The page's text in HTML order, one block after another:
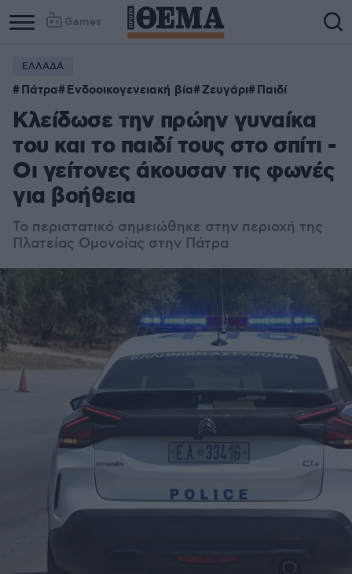
Games
ΕΛΛΑΔΑ
Πάτρα Ενδοοικογενειακή βία Ζευγάρι Παιδί
Κλείδωσε την πρώην γυναίκα
του και το παιδί τους στο σπίτι -
Οι γείτονες άκουσαν τις φωνές
για βοήθεια
Το περιστατικό σημειώθηκε στην περιοχή της
Πλατείας Ομονοίας στην Πάτρα